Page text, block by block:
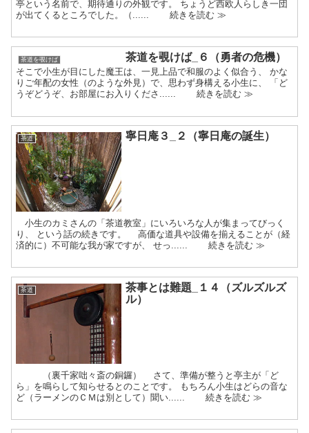
亭という名前で、期待通りの外観です。 ちょうど西欧人らしき一団
が出てくるところでした。（...... 続きを読む ≫
茶道を覗けば 茶道を覗けば_６（勇者の危機）
そこで小生が目にした魔王は、一見上品で和服のよく似合う、 かな
りご年配の女性（のような外見）で、思わず身構える小生に、 「ど
うぞどうぞ、お部屋にお入りくださ...... 続きを読む ≫
茶道 寧日庵３_２（寧日庵の誕生）
小生のカミさんの「茶道教室」にいろいろな人が集まってびっく
り、 という話の続きです。 高価な道具や設備を揃えることが（経
済的に）不可能な我が家ですが、 せっ...... 続きを読む ≫
茶道
茶事とは難題_１４（ズルズルズ
ル）
（裏千家咄々斎の銅鑼） さて、準備が整うと亭主が「ど
ら」を鳴らして知らせるとのことです。 もちろん小生はどらの音な
ど（ラーメンのＣＭは別として）聞い...... 続きを読む ≫